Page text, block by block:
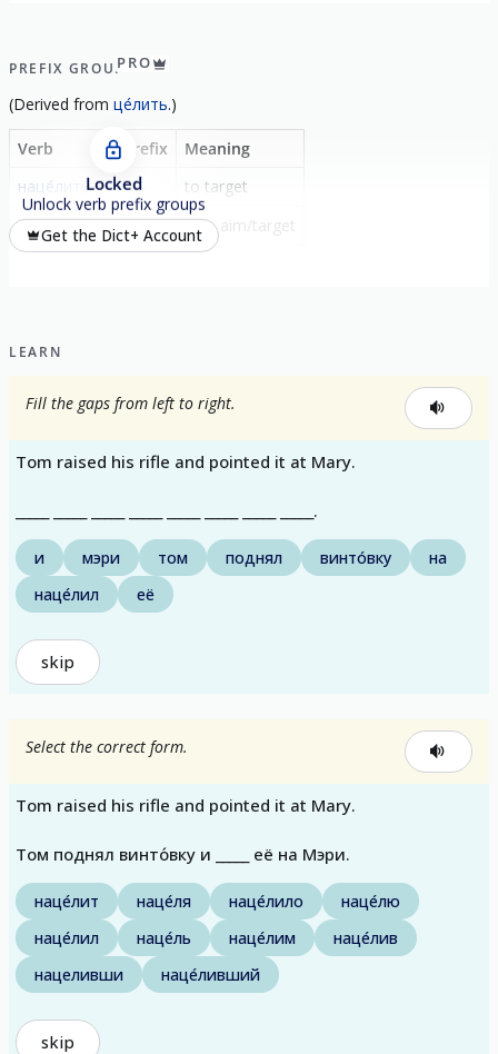
PREFIX GROUPPRO
(Derived from це́лить.)
Verb Prefix
Meaning
наце́лить
на-
to target
наце́литься
на- take aim/target
Locked
Unlock verb prefix groups
Get the Dict+ Account
LEARN
Fill the gaps from left to right.
Tom raised his rifle and pointed it at Mary.
_____ _____ _____ _____ _____ _____ _____ _____.
и мэри том поднял винто́вку
на
наце́лил
её
skip
Select the correct form.
Tom raised his rifle and pointed it at Mary.
Том поднял винто́вку и _____ её на Мэри.
наце́лит наце́ля наце́лило
наце́лю
наце́лил
наце́ль наце́лим
наце́лив
нацеливши
наце́ливший
skip